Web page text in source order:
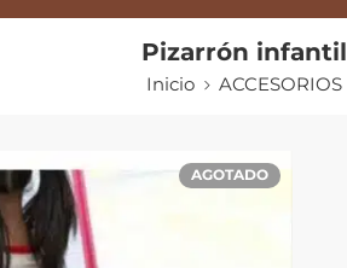
Pizarrón infantil
Inicio ACCESORIOS
AGOTADO